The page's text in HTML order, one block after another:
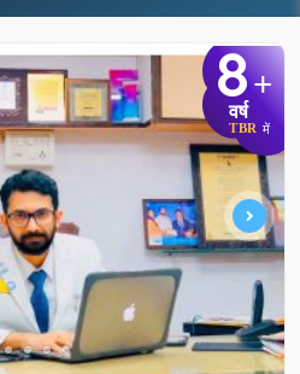
8+
वर्ष
TBR में